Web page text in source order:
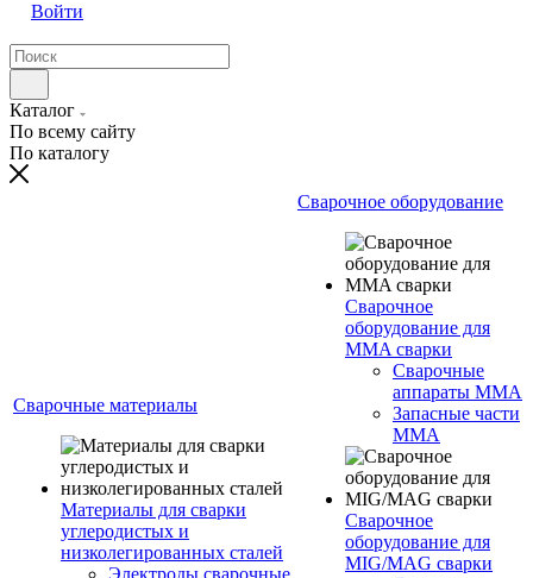
Войти
Каталог
По всему сайту
По каталогу
Сварочные материалы
Материалы для сварки
углеродистых и
низколегированных сталей
Электроды сварочные
Сварочное оборудование
Сварочное
оборудование для
MMA сварки
Сварочные
аппараты MMA
Запасные части
MMA
Сварочное
оборудование для
MIG/MAG сварки